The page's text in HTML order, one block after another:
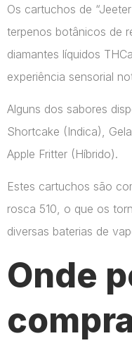
Os cartuchos de
terpenos botânicos de
diamantes líquidos
experiência sensorial
Alguns dos sabores
Shortcake (Indica),
Apple Fritter (Híbrido).
Estes cartuchos são
rosca 510, o que os
diversas baterias de
Onde